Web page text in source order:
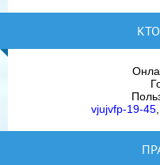
vjujvfp-19-45,